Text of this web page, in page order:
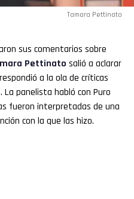
Tamara Pettinato
sus comentarios sobre
Pettinato salió a aclarar
a la ola de críticas
La panelista habló con Puro
fueron interpretadas de una
con la que las hizo.